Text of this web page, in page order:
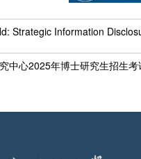
Strategic Information
中心2025年博士研究生招生